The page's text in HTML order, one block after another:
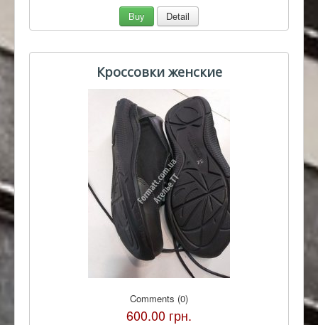
Buy
Detail
Кроссовки женские
Comments (0)
600.00 грн.